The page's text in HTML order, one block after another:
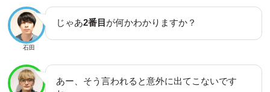
石田
じゃあ2番目 が何かわかりますか？
あー、そう言われると意外に出てこないです